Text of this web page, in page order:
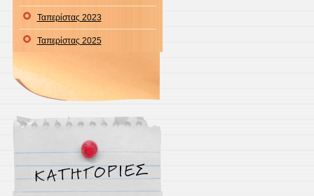
Ταπερίστας 2023
Ταπερίστας 2025